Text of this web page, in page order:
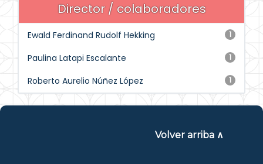
Director / colaboradores
1
Ewald Ferdinand Rudolf Hekking
1
Paulina Latapi Escalante
1
Roberto Aurelio Núñez López
Volver arriba ∧